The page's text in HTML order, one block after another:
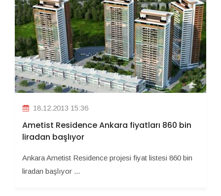
18.12.2013 15:36
Ametist Residence Ankara fiyatları 860 bin
liradan başlıyor
Ankara Ametist Residence projesi fiyat listesi 860 bin
liradan başlıyor ...